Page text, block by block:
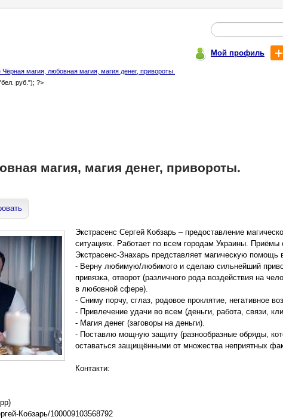
Мой профиль
магия, любовная магия, магия денег, привороты.
руб."); ?>
магия, магия денег, привороты.
Экстрасенс Сергей Кобзарь – предоставление
ситуациях. Работает по всем городам Украины.
Экстрасенс-Знахарь представляет магическую помощь
- Верну любимую/любимого и сделаю сильнейший
привязка, отворот (различного рода воздействия на
в любовной сфере).
- Сниму порчу, сглаз, родовое проклятие, негативное
- Привлечение удачи во всем (деньги, работа, связи,
- Магия денег (заговоры на деньги).
- Поставлю мощную защиту (разнообразные обряды,
оставаться защищёнными от множества неприятных
Контакти:
Кобзарь/100009103568792